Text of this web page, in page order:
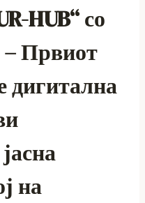
HUB“ со
– Првиот
дигитална
на